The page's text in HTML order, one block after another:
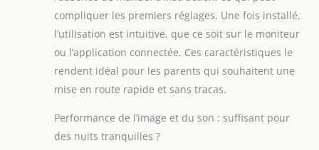
visibilité de jour
comme de nuit, y
compris une
vision nocturne
infrarouge qui
automatiquement
THERMOMÈTRE :
compliquer les premiers réglages. Une fois installé,
l’utilisation est intuitive, que ce soit sur le moniteur
ou l’application connectée. Ces caractéristiques le
rendent idéal pour les parents qui souhaitent une
mise en route rapide et sans tracas.
Performance de l’image et du son : suffisant pour
des nuits tranquilles ?